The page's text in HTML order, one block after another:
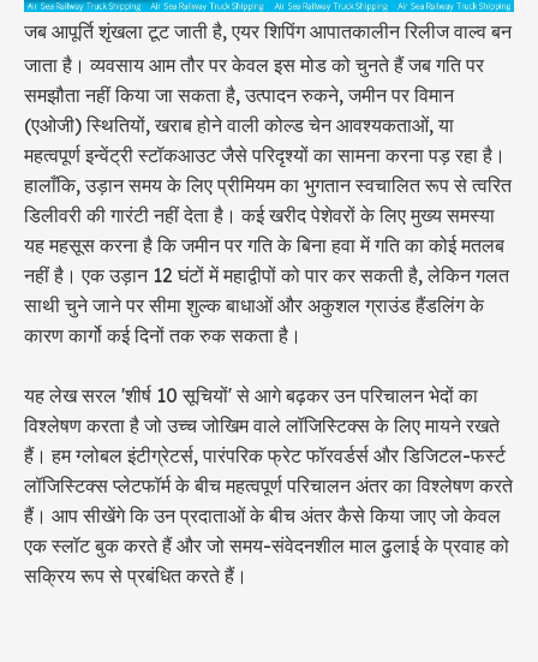
जब आपूर्ति शृंखला टूट जाती है,एयर शिपिंगआपातकालीन रिलीज वाल्व बन
जाता है। व्यवसाय आम तौर पर केवल इस मोड को चुनते हैं जब गति पर
समझौता नहीं किया जा सकता है, उत्पादन रुकने, जमीन पर विमान
(एओजी) स्थितियों, खराब होने वाली कोल्ड चेन आवश्यकताओं, या
महत्वपूर्ण इन्वेंट्री स्टॉकआउट जैसे परिदृश्यों का सामना करना पड़ रहा है।
हालाँकि, उड़ान समय के लिए प्रीमियम का भुगतान स्वचालित रूप से त्वरित
डिलीवरी की गारंटी नहीं देता है। कई खरीद पेशेवरों के लिए मुख्य समस्या
यह महसूस करना है कि जमीन पर गति के बिना हवा में गति का कोई मतलब
नहीं है। एक उड़ान 12 घंटों में महाद्वीपों को पार कर सकती है, लेकिन गलत
साथी चुने जाने पर सीमा शुल्क बाधाओं और अकुशल ग्राउंड हैंडलिंग के
कारण कार्गो कई दिनों तक रुक सकता है।
यह लेख सरल 'शीर्ष 10 सूचियों' से आगे बढ़कर उन परिचालन भेदों का
विश्लेषण करता है जो उच्च जोखिम वाले लॉजिस्टिक्स के लिए मायने रखते
हैं। हम ग्लोबल इंटीग्रेटर्स, पारंपरिक फ्रेट फॉरवर्डर्स और डिजिटल-फर्स्ट
लॉजिस्टिक्स प्लेटफॉर्म के बीच महत्वपूर्ण परिचालन अंतर का विश्लेषण करते
हैं। आप सीखेंगे कि उन प्रदाताओं के बीच अंतर कैसे किया जाए जो केवल
एक स्लॉट बुक करते हैं और जो समय-संवेदनशील माल ढुलाई के प्रवाह को
सक्रिय रूप से प्रबंधित करते हैं।